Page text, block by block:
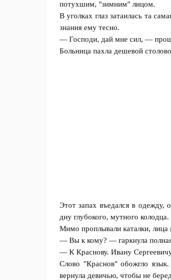
потухшим, "зимним" лицом.
В уголках глаз затаилась та
знания ему тесно.
— Господи, дай мне сил, —
Больница пахла дешевой
Этот запах въедался в одежду,
дну глубокого, мутного колодца.
Мимо проплывали каталки,
— Вы к кому? — гаркнула
— К Краснову. Ивану
Слово "Краснов" обожгло
вернула девичью, чтобы не